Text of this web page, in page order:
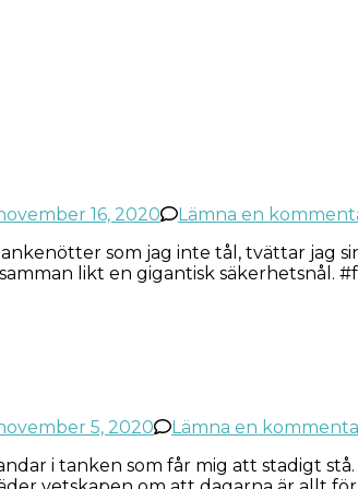
16, 2020 Lämna en
som jag inte tål, tvättar jag
likt en gigantisk
5, 2020 Lämna en
i tanken som får mig att stadigt